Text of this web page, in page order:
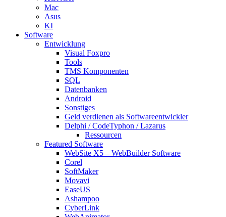
Mac
Asus
KI
Software
Entwicklung
Visual Foxpro
Tools
TMS Komponenten
SQL
Datenbanken
Android
Sonstiges
Geld verdienen als Softwareentwickler
Delphi / CodeTyphon / Lazarus
Ressourcen
Featured Software
WebSite X5 – WebBuilder Software
Corel
SoftMaker
Movavi
EaseUS
Ashampoo
CyberLink